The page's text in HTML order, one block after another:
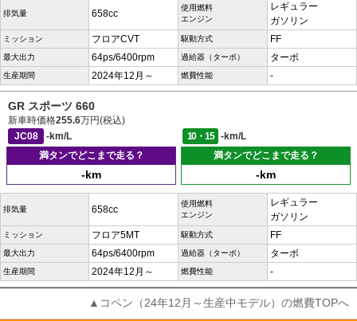
排気量 658cc
使用燃料
エンジン
レギュラー
ガソリン
ミッション フロアCVT 駆動方式 FF
最大出力 64ps/6400rpm 過給器（ターボ） ターボ
生産期間 2024年12月～ 燃費性能 -
GR スポーツ 660
新車時価格255.6万円(税込)
JC08
-km/L 10・15
-km/L
満タンでどこまで走る？
-km
満タンでどこまで走る？
-km
排気量 658cc
使用燃料
エンジン
レギュラー
ガソリン
ミッション フロア5MT 駆動方式 FF
最大出力 64ps/6400rpm 過給器（ターボ） ターボ
生産期間 2024年12月～ 燃費性能 -
▲コペン（24年12月～生産中モデル）の燃費TOPへ